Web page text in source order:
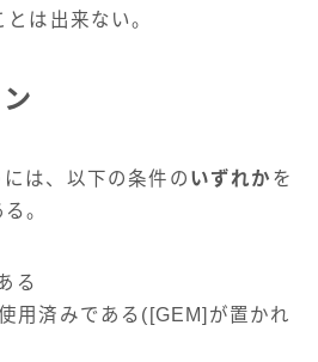
は出来ない。
は、以下の条件の いずれか を
。
る
用済みである([GEM]が置かれ